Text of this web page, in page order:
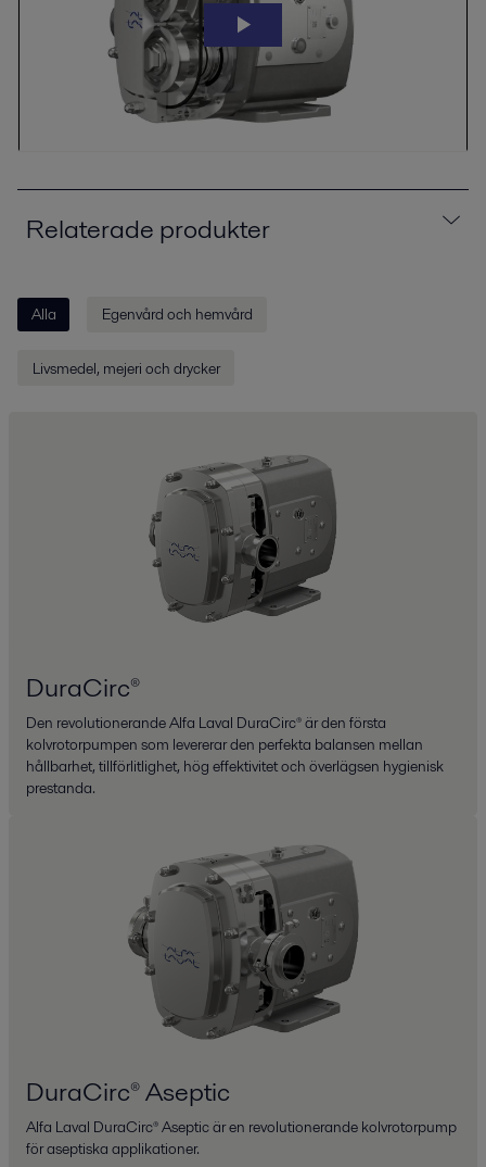
Relaterade produkter
Alla Egenvård och hemvård
Livsmedel, mejeri och drycker
DuraCirc®
Den revolutionerande Alfa Laval DuraCirc® är den första
kolvrotorpumpen som levererar den perfekta balansen mellan
hållbarhet, tillförlitlighet, hög effektivitet och överlägsen hygienisk
prestanda.
DuraCirc® Aseptic
Alfa Laval DuraCirc® Aseptic är en revolutionerande kolvrotorpump
för aseptiska applikationer.